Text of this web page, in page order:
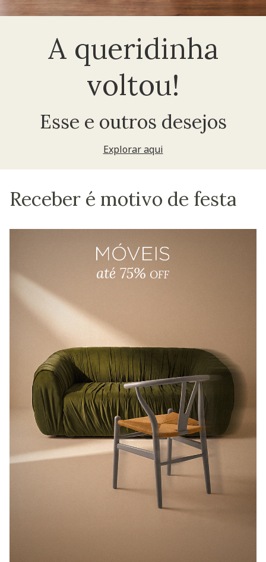
A queridinha
voltou!
Esse e outros desejos
Explorar aqui
Receber é motivo de festa